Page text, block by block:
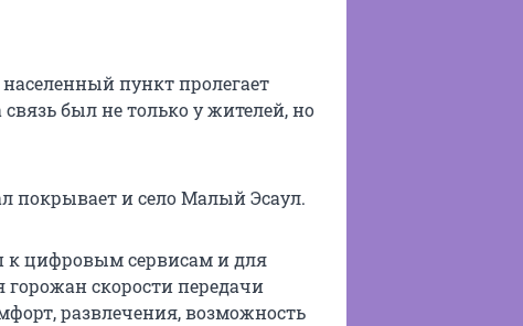
пункт пролегает
был не только у жителей, но
покрывает и село Малый Эсаул.
к цифровым сервисам и для
горожан скорости передачи
развлечения, возможность